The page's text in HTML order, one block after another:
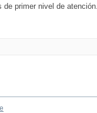
de primer nivel de